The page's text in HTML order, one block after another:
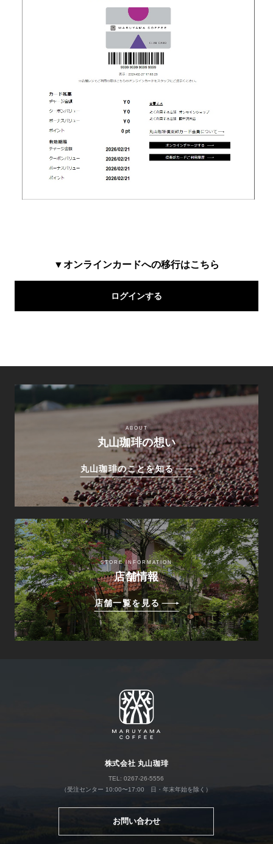
▼オンラインカードへの移行はこちら
ログインする
ABOUT
丸山珈琲の想い
丸山珈琲のことを知る
STORE INFORMATION
店舗情報
店舗一覧を見る
株式会社 丸山珈琲
TEL: 0267-26-5556
（受注センター 10:00〜17:00 日・年末年始を除く）
お問い合わせ